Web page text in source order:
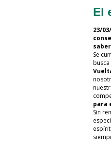
El
23/
Se
busca
para
Sin